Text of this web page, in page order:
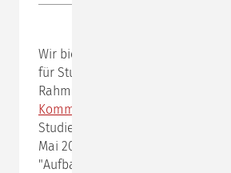
Wir bieten in diesem Jahr wieder
für Studierende zu vergünstigten
Rahmen unserer
Kommunikationspsychologie
Studierende im "Grundkurs
Mai 2020 oder 09.-11. Oktober
"Aufbaukurs Kommunikation" (27.-